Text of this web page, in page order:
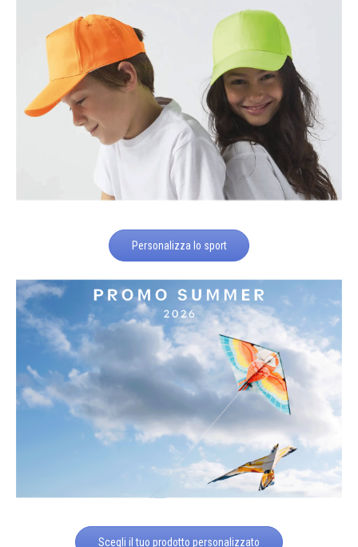
Personalizza lo sport
Scegli il tuo prodotto personalizzato